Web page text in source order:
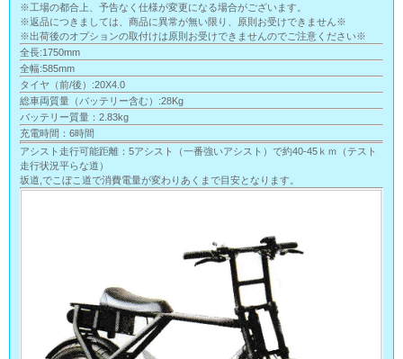
※工場の都合上、予告なく仕様が変更になる場合がございます。
※返品につきましては、商品に異常が無い限り、原則お受けできません※
※出荷後のオプションの取付けは原則お受けできませんのでご注意ください※
全長:1750mm
全幅:585mm
タイヤ（前/後）:20X4.0
総車両質量（バッテリー含む）:28Kg
バッテリー質量：2.83kg
充電時間：6時間
アシスト走行可能距離：5アシスト（一番強いアシスト）で約40-45ｋｍ（テスト
走行状況平らな道）
坂道,でこぼこ道で消費電量が変わりあくまで目安となります。